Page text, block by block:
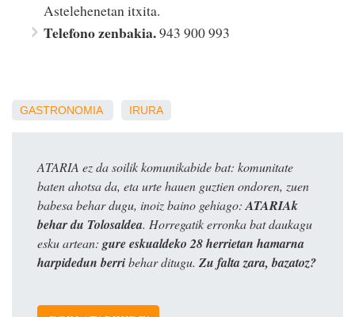
Astelehenetan itxita.
Telefono zenbakia.943 900 993
GASTRONOMIA IRURA
ATARIA ez da soilik komunikabide bat: komunitate
baten ahotsa da, eta urte hauen guztien ondoren, zuen
babesa behar dugu, inoiz baino gehiago: ATARIAk
behar du Tolosaldea. Horregatik erronka bat daukagu
esku artean: gure eskualdeko 28 herrietan hamarna
harpidedun berribehar ditugu. Zu falta zara, bazatoz?